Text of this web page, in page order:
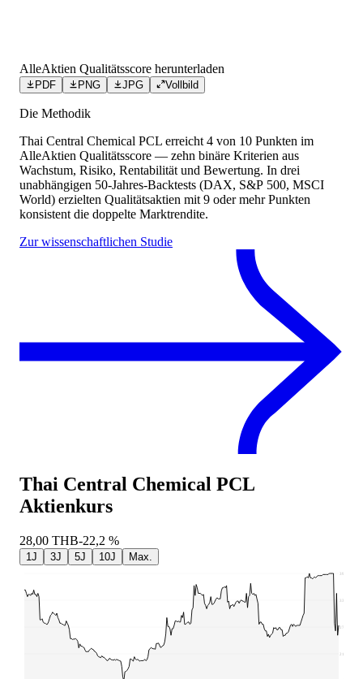
AlleAktien Qualitätsscore herunterladen
PDF PNG JPG Vollbild
Die Methodik
Thai Central Chemical PCL erreicht 4 von 10 Punkten im
AlleAktien Qualitätsscore — zehn binäre Kriterien aus
Wachstum, Risiko, Rentabilität und Bewertung. In drei
unabhängigen 50-Jahres-Backtests (DAX, S&P 500, MSCI
World) erzielten Qualitätsaktien mit 9 oder mehr Punkten
konsistent die doppelte Marktrendite.
Zur wissenschaftlichen Studie
Thai Central Chemical PCL
Aktienkurs
28,00 THB-22,2 %
1J 3J 5J 10J Max.
21,56
27,63
33,69
39,75